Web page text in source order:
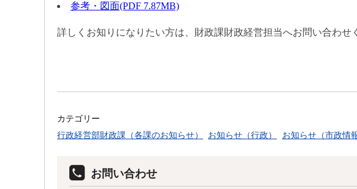
参考・図面(PDF 7.87MB)
詳しくお知りになりたい方は、財政課財政経営担当へお問い合わせ
カテゴリー
行政経営部財政課（各課のお知らせ）
お知らせ（行政） お知らせ（市政情報
お問い合わせ